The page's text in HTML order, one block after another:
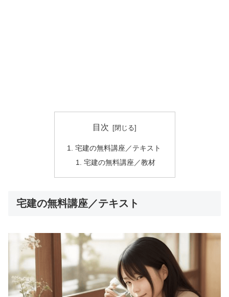
目次
宅建の無料講座／テキスト
宅建の無料講座／教材
宅建の無料講座／テキスト